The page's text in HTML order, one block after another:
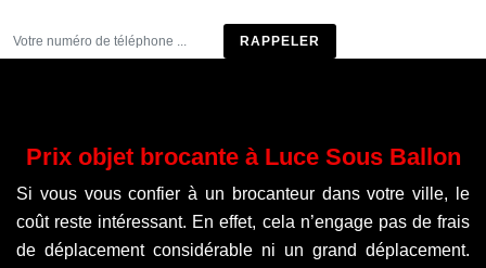
Prix objet brocante à Luce Sous Ballon
Si vous vous confier à un brocanteur dans votre ville, le
coût reste intéressant. En effet, cela n’engage pas de frais
de déplacement considérable ni un grand déplacement.